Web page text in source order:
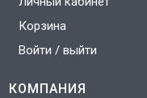
Корзина
Войти / выйти
КОМПАНИЯ